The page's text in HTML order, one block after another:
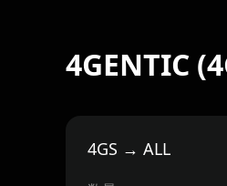
4GENTIC
4GS → ALL